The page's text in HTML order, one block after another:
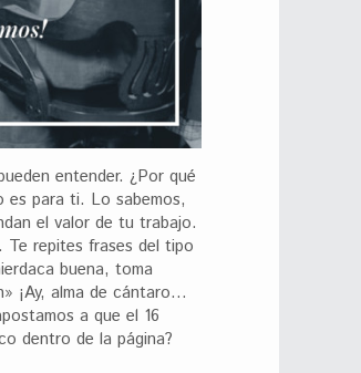
entender. ¿Por qué
para ti. Lo sabemos,
el valor de tu trabajo.
Te repites frases del tipo
buena, toma
¡Ay, alma de cántaro…
a que el 16
dentro de la página?